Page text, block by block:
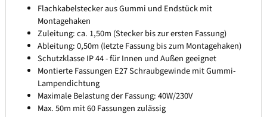
Flachkabelstecker aus Gummi und Endstück mit
Montagehaken
Zuleitung: ca. 1,50m (Stecker bis zur ersten Fassung)
Ableitung: 0,50m (letzte Fassung bis zum Montagehaken)
Schutzklasse IP 44 - für Innen und Außen geeignet
Montierte Fassungen E27 Schraubgewinde mit Gummi-
Lampendichtung
Maximale Belastung der Fassung: 40W/230V
Max. 50m mit 60 Fassungen zulässig